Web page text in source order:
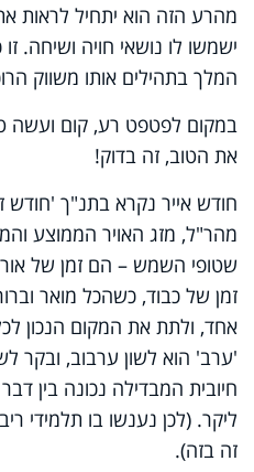
מהרע הזה הוא יתחיל לראות
ישמשו לו נושאי חויה ושיחה.
המלך בתהילים אותו משווק
במקום לפטפט רע, קום ועשה
את הטוב, זה בדוק!
חודש אייר נקרא בתנ"ך 'חודש
מהר"ל, מזג האויר הממוצע
שטופי השמש – הם זמן של
זמן של כבוד, כשהכל מואר
אחד, ולתת את המקום הנכון
'ערב' הוא לשון ערבוב, ובקר
חיובית המבדילה נכונה בין
ליקר. (לכן נענשו בו תלמידי
זה בזה).